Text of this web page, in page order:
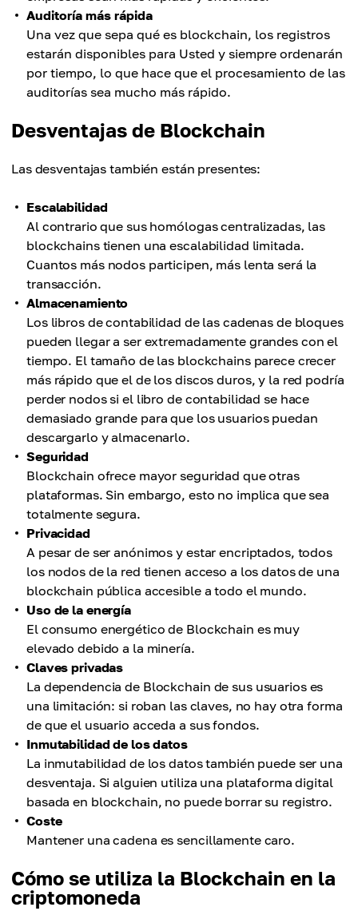
Auditoría más rápida
Una vez que sepa qué es blockchain, los registros
estarán disponibles para Usted y siempre ordenarán
por tiempo, lo que hace que el procesamiento de las
auditorías sea mucho más rápido.
Desventajas de Blockchain
Las desventajas también están presentes:
Escalabilidad
Al contrario que sus homólogas centralizadas, las
blockchains tienen una escalabilidad limitada.
Cuantos más nodos participen, más lenta será la
transacción.
Almacenamiento
Los libros de contabilidad de las cadenas de bloques
pueden llegar a ser extremadamente grandes con el
tiempo. El tamaño de las blockchains parece crecer
más rápido que el de los discos duros, y la red podría
perder nodos si el libro de contabilidad se hace
demasiado grande para que los usuarios puedan
descargarlo y almacenarlo.
Seguridad
Blockchain ofrece mayor seguridad que otras
plataformas. Sin embargo, esto no implica que sea
totalmente segura.
Privacidad
A pesar de ser anónimos y estar encriptados, todos
los nodos de la red tienen acceso a los datos de una
blockchain pública accesible a todo el mundo.
Uso de la energía
El consumo energético de Blockchain es muy
elevado debido a la minería.
Claves privadas
La dependencia de Blockchain de sus usuarios es
una limitación: si roban las claves, no hay otra forma
de que el usuario acceda a sus fondos.
Inmutabilidad de los datos
La inmutabilidad de los datos también puede ser una
desventaja. Si alguien utiliza una plataforma digital
basada en blockchain, no puede borrar su registro.
Coste
Mantener una cadena es sencillamente caro.
Cómo se utiliza la Blockchain en la
criptomoneda